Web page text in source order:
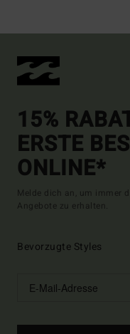
15%
ERSTE
ONLINE*
Melde dich an, um immer
Angebote zu erhalten.
Bevorzugte Styles